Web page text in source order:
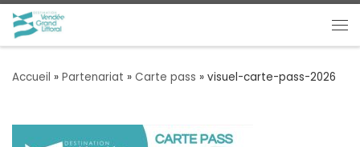
Passer au contenu
Accueil » Partenariat » Carte pass » visuel-carte-pass-2026